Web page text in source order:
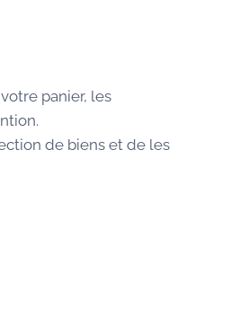
panier, les
de biens et de les